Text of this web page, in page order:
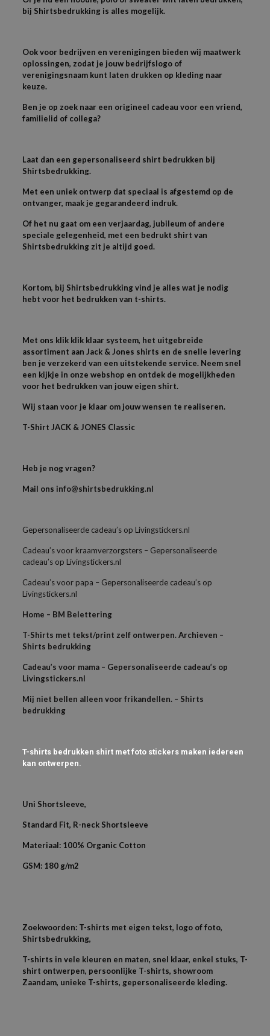
bij Shirtsbedrukking is alles mogelijk.
Ook voor bedrijven en verenigingen bieden wij maatwerk
oplossingen, zodat je jouw bedrijfslogo of
verenigingsnaam kunt laten drukken op kleding naar
keuze.
Ben je op zoek naar een origineel cadeau voor een vriend,
familielid of collega?
Laat dan een gepersonaliseerd shirt bedrukken bij
Shirtsbedrukking.
Met een uniek ontwerp dat speciaal is afgestemd op de
ontvanger, maak je gegarandeerd indruk.
Of het nu gaat om een verjaardag, jubileum of andere
speciale gelegenheid, met een bedrukt shirt van
Shirtsbedrukking zit je altijd goed.
Kortom, bij Shirtsbedrukking vind je alles wat je nodig
hebt voor het bedrukken van t-shirts.
Met ons klik klik klaar systeem, het uitgebreide
assortiment aan Jack & Jones shirts en de snelle levering
ben je verzekerd van een uitstekende service. Neem snel
een kijkje in onze webshop en ontdek de mogelijkheden
voor het bedrukken van jouw eigen shirt.
Wij staan voor je klaar om jouw wensen te realiseren.
T-Shirt JACK & JONES Classic
Heb je nog vragen?
Mail ons info@shirtsbedrukking.nl
Gepersonaliseerde cadeau’s op Livingstickers.nl
Cadeau’s voor kraamverzorgsters – Gepersonaliseerde
cadeau’s op Livingstickers.nl
Cadeau’s voor papa – Gepersonaliseerde cadeau’s op
Livingstickers.nl
Home – BM Belettering
T-Shirts met tekst/print zelf ontwerpen. Archieven –
Shirts bedrukking
Cadeau’s voor mama – Gepersonaliseerde cadeau’s op
Livingstickers.nl
Mij niet bellen alleen voor frikandellen. – Shirts
bedrukking
T-shirts bedrukken shirt met foto stickers maken iedereen
kan ontwerpen.
Uni Shortsleeve,
Standard Fit, R-neck Shortsleeve
Materiaal: 100% Organic Cotton
GSM: 180 g/m2
Zoekwoorden: T-shirts met eigen tekst, logo of foto,
Shirtsbedrukking,
T-shirts in vele kleuren en maten, snel klaar, enkel stuks, T-
shirt ontwerpen, persoonlijke T-shirts, showroom
Zaandam, unieke T-shirts, gepersonaliseerde kleding.